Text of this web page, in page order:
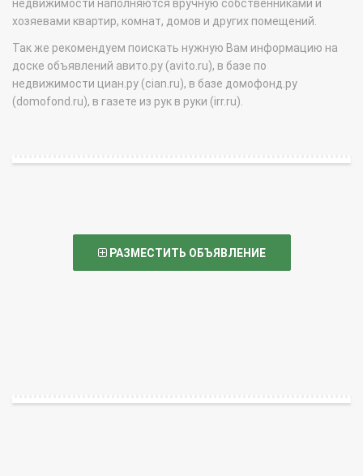
недвижимости наполняются вручную собственниками и
хозяевами квартир, комнат, домов и других помещений.
Так же рекомендуем поискать нужную Вам информацию на
доске объявлений авито.ру (avito.ru), в базе по
недвижимости циан.ру (cian.ru), в базе домофонд.ру
(domofond.ru), в газете из рук в руки (irr.ru).
РАЗМЕСТИТЬ ОБЪЯВЛЕНИЕ